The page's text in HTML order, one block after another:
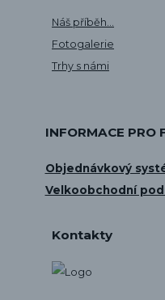
Náš příběh...
Fotogalerie
Trhy s námi
INFORMACE PRO
Objednávkový
Velkoobchodní
Kontakty